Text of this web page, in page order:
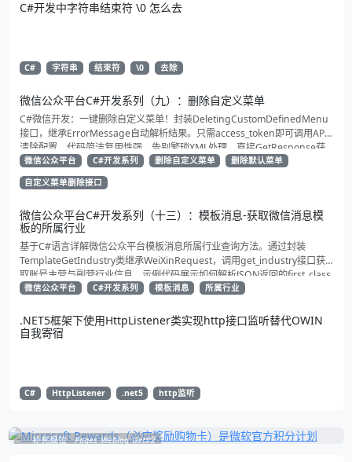
C#开发中字符串结束符 \0 怎么去
C# 字符串 结束符 \0 去除
微信公众平台C#开发系列（九）：删除自定义菜单
C#微信开发：一键删除自定义菜单！封装DeletingCustomDefinedMenu
接口，继承ErrorMessage自动解析结果。只需access_token即可调用API
清除配置。代码简洁复用性强，告别繁琐XML处理，直接GetResponse获
取状态。适合动态管理公众号的开发者，建议收藏备用！
微信公众平台 C#开发系列 删除自定义菜单
删除默认菜单
自定义菜单删除接口
微信公众平台C#开发系列（十三）：模板消息-获取微信消息模
板的所属行业
基于C#语言详解微信公众平台模板消息所属行业查询方法。通过封装
TemplateGetIndustry类继承WeiXinRequest，调用get_industry接口获
取账号主营与副营行业信息。示例代码展示如何解析JSON返回的first_class
与second_class数据，为开发者提供合规通知场景开发支持
微信公众平台 C#开发系列 模板消息 所属行业
.NET5框架下使用HttpListener类实现http接口监听替代OWIN
自我寄宿
C# HttpListener .net5 http监听
补充展位 Pages_Weblog_Get#2